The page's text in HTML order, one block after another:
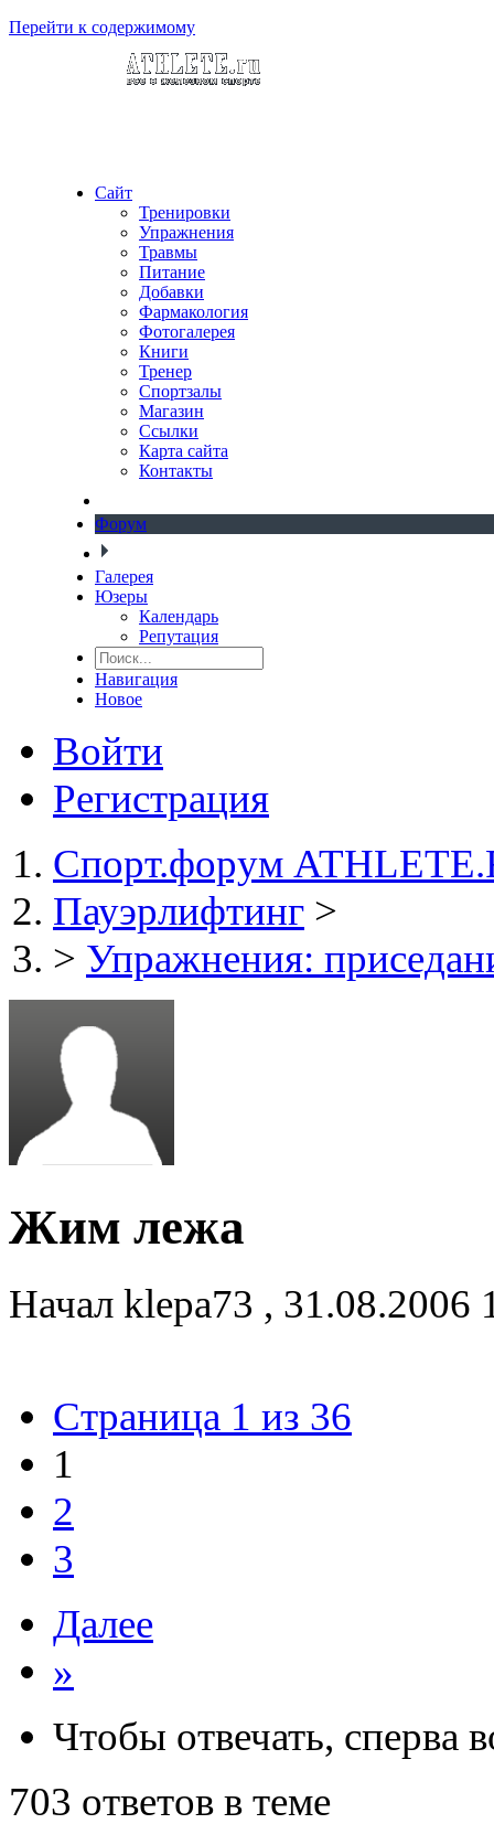
Перейти к содержимому
Сайт
Тренировки
Упражнения
Травмы
Питание
Добавки
Фармакология
Фотогалерея
Книги
Тренер
Спортзалы
Магазин
Ссылки
Карта сайта
Контакты
Форум
Галерея
Юзеры
Календарь
Репутация
Навигация
Новое
Войти
Регистрация
Спорт.форум
Пауэрлифтинг >
> Упражнения:
Жим лежа
Начал klepa73 , 31.08.2006
Страница 1 из 36
1
2
3
Далее
»
Чтобы отвечать, сперва
703 ответов в теме